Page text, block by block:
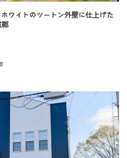
ワイトのツートン外壁に仕上げた
郡